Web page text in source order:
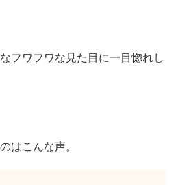
フワフワな見た目に一目惚れし
はこんな声。